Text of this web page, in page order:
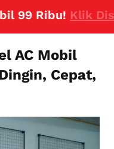
Ribu!Klik Disini
AC Mobil
Cepat,